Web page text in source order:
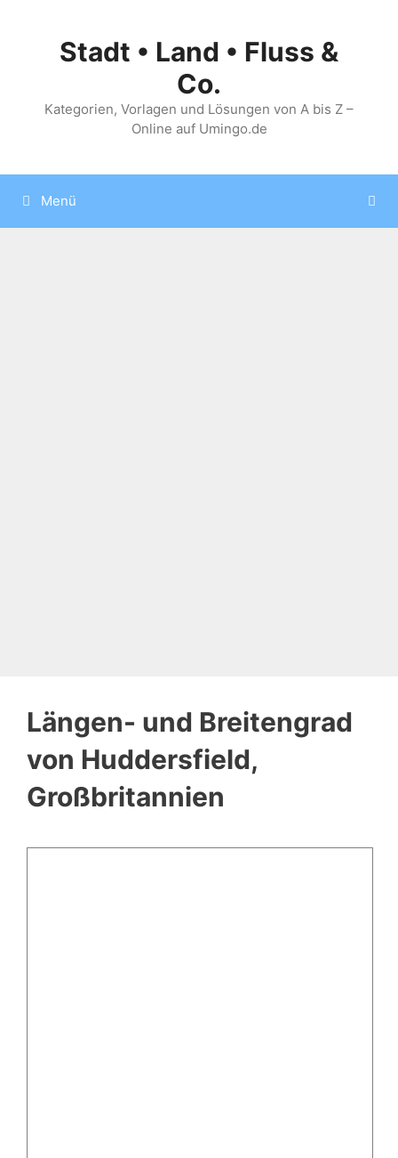
springenStadt • Land • Fluss &
Co.
Kategorien, Vorlagen und Lösungen von A bis Z –
Online auf Umingo.de
Menü
Längen- und Breitengrad
von Huddersfield,
Großbritannien